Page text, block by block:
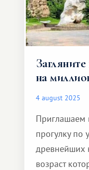
на
4 august 2025
Приглашаем
прогулку по
древнейших
возраст